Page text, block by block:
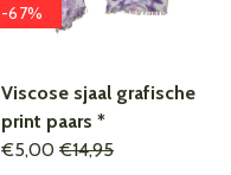
-67%
Viscose sjaal grafische
print paars *
€5,00 €14,95